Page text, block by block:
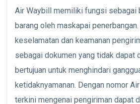
Air Waybill memiliki fungsi sebagai
barang oleh maskapai
keselamatan dan keamanan
sebagai dokumen yang tidak dapat
bertujuan untuk menghindari
ketidaknyamanan. Dengan nomor
terkini mengenai pengiriman dapat